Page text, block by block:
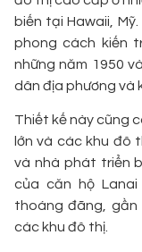
biến tại Hawaii,
phong cách kiến
những năm 1950
dân địa phương và
Thiết kế này cũng
lớn và các khu đô
và nhà phát triển
của căn hộ
thoáng đãng, gần
các khu đô thị.